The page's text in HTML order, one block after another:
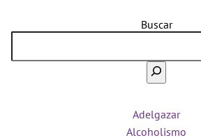
Buscar
Adelgazar
Alcoholismo